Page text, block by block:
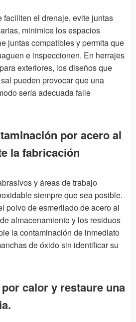
faciliten el drenaje, evite juntas
minimice los espacios
juntas compatibles y permita que
e inspeccionen. En herrajes
exteriores, los diseños que
pueden provocar que una
sería adecuada falle
por acero al
la fabricación
y áreas de trabajo
siempre que sea posible.
polvo de esmerilado de acero al
almacenamiento y los residuos
la contaminación de inmediato
de óxido sin identificar su
calor y restaure una